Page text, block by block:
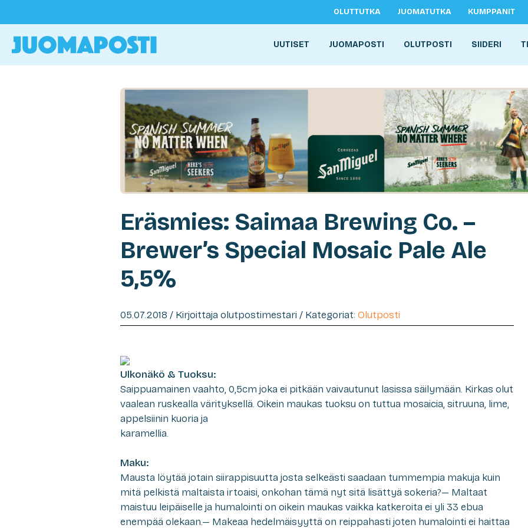
OLUTTUTKA JUOMATUTKA KUMPPANIT
UUTISET JUOMAPOSTI OLUTPOSTI SIIDERI
Eräsmies: Saimaa Brewing Co. –
Brewer’s Special Mosaic Pale Ale
5,5%
05.07.2018 / Kirjoittaja olutpostimestari / Kategoriat: Olutposti
Ulkonäkö & Tuoksu:
Saippuamainen vaahto, 0,5cm joka ei pitkään vaivautunut lasissa säilymään. Kirkas olut
vaalean ruskealla värityksellä. Oikein maukas tuoksu on tuttua mosaicia, sitruuna, lime,
appelsiinin kuoria ja
karamellia.
Maku:
Mausta löytää jotain siirappisuutta josta selkeästi saadaan tummempia makuja kuin
mitä pelkistä maltaista irtoaisi, onkohan tämä nyt sitä lisättyä sokeria?— Maltaat
maistuu leipäiselle ja humalointi on oikein maukas vaikka katkeroita ei yli 33 ebua
enempää olekaan.— Makeaa hedelmäisyyttä on reippahasti joten humalointi ei haittaa